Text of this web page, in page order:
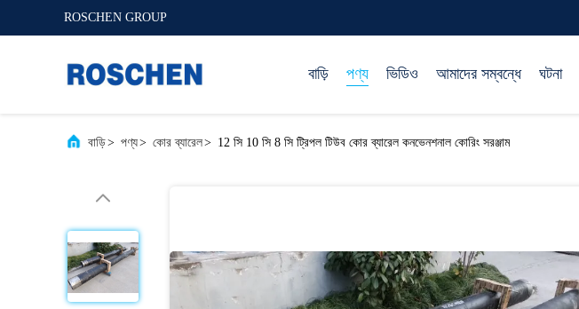
ROSCHEN GROUP
বাড়ি পণ্য ভিডিও আমাদের সম্বন্ধে ঘটনা
বাড়ি> পণ্য> কোর ব্যারেল> 12 সি 10 সি 8 সি ট্রিপল টিউব কোর ব্যারেল কনভেনশনাল কোরিং সরঞ্জাম